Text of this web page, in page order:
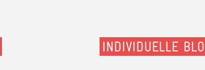
INDIVIDUELLE